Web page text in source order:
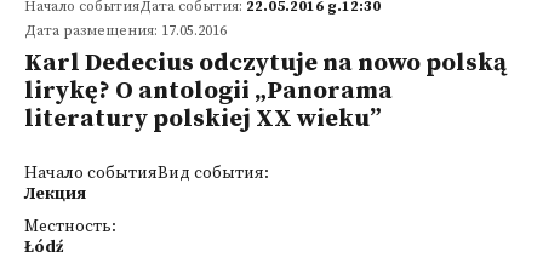
Начало событияДата события: 22.05.2016 g.12:30
Дата размещения: 17.05.2016
Karl Dedecius odczytuje na nowo polską
lirykę? O antologii „Panorama
literatury polskiej XX wieku”
Начало событияВид события:
Лекция
Местность:
Łódź